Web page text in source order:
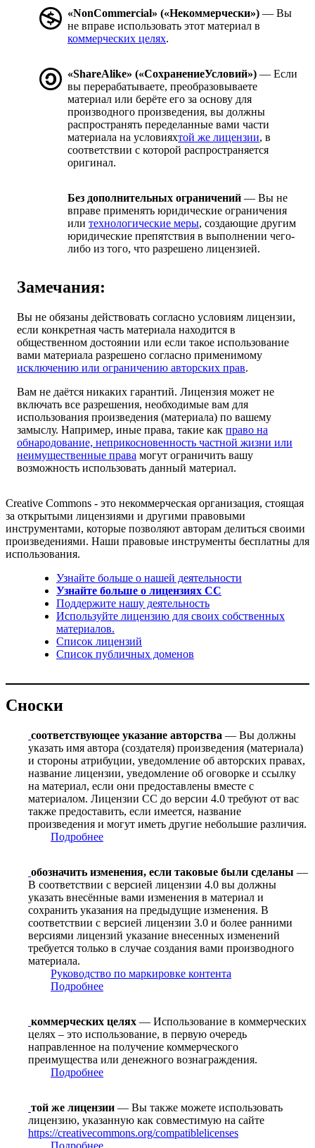
«NonCommercial» («Некоммерчески») — Вы
не вправе использовать этот материал в
коммерческих целях.
«ShareAlike» («СохранениеУсловий») — Если
вы перерабатываете, преобразовываете
материал или берёте его за основу для
производного произведения, вы должны
распространять переделанные вами части
материала на условияхтой же лицензии, в
соответствии с которой распространяется
оригинал.
Без дополнительных ограничений — Вы не
вправе применять юридические ограничения
или технологические меры, создающие другим
юридические препятствия в выполнении чего-
либо из того, что разрешено лицензией.
Замечания:
Вы не обязаны действовать согласно условиям лицензии,
если конкретная часть материала находится в
общественном достоянии или если такое использование
вами материала разрешено согласно применимому
исключению или ограничению авторских прав.
Вам не даётся никаких гарантий. Лицензия может не
включать все разрешения, необходимые вам для
использования произведения (материала) по вашему
замыслу. Например, иные права, такие как право на
обнародование, неприкосновенность частной жизни или
неимущественные права могут ограничить вашу
возможность использовать данный материал.
Creative Commons - это некоммерческая организация, стоящая
за открытыми лицензиями и другими правовыми
инструментами, которые позволяют авторам делиться своими
произведениями. Наши правовые инструменты бесплатны для
использования.
Узнайте больше о нашей деятельности
Узнайте больше о лицензиях CC
Поддержите нашу деятельность
Используйте лицензию для своих собственных
материалов.
Список лицензий
Список публичных доменов
Сноски
соответствующее указание авторства — Вы должны
указать имя автора (создателя) произведения (материала)
и стороны атрибуции, уведомление об авторских правах,
название лицензии, уведомление об оговорке и ссылку
на материал, если они предоставлены вместе с
материалом. Лицензии CC до версии 4.0 требуют от вас
также предоставить, если имеется, название
произведения и могут иметь другие небольшие различия.
Подробнее
обозначить изменения, если таковые были сделаны —
В соответствии с версией лицензии 4.0 вы должны
указать внесённые вами изменения в материал и
сохранить указания на предыдущие изменения. В
соответствии с версией лицензии 3.0 и более ранними
версиями лицензий указание внесенных изменений
требуется только в случае создания вами производного
материала.
Руководство по маркировке контента
Подробнее
коммерческих целях — Использование в коммерческих
целях – это использование, в первую очередь
направленное на получение коммерческого
преимущества или денежного вознаграждения.
Подробнее
той же лицензии — Вы также можете использовать
лицензию, указанную как совместимую на сайте
https://creativecommons.org/compatiblelicenses